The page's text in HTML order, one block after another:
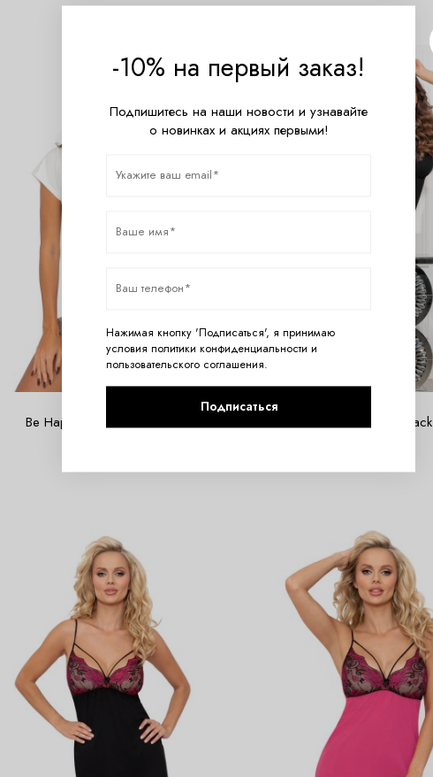
Be Happy 1/2 pyjamas Ekru
Betty nightdress Black
-10% на первый заказ!
Подпишитесь на наши новости и узнавайте
о новинках и акциях первыми!
Нажимая кнопку 'Подписаться', я принимаю
условия политики конфиденциальности и
пользовательского соглашения.
Подписаться